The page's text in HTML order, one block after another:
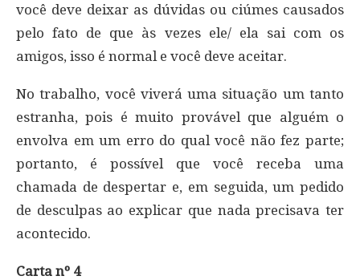
você deve deixar as dúvidas ou ciúmes causados
pelo fato de que às vezes ele/ ela sai com os
amigos, isso é normal e você deve aceitar.
No trabalho, você viverá uma situação um tanto
estranha, pois é muito provável que alguém o
envolva em um erro do qual você não fez parte;
portanto, é possível que você receba uma
chamada de despertar e, em seguida, um pedido
de desculpas ao explicar que nada precisava ter
acontecido.
Carta nº 4